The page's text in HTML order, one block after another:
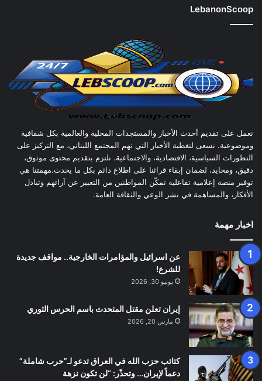
LebanonScoop
نعمل على تقديم أحدث الأخبار والمستجدات المحلية والعالمية بكل شفافية
وموضوعية. نسعى لتغطية الأخبار التي تهم المجتمع اللبناني، مع التركيز على
التطورات السياسية، الاقتصادية، والاجتماعية. نلتزم بتقديم محتوى موثوق،
دقيق، ومحايد، لضمان إبقاء قرائنا على اطلاع دائم بكل ما يحدث.مهمتنا هي
توفير منصة إعلامية تفاعلية تمكّن المواطنين من التعبير عن آرائهم وتبادل
الأفكار، والمساهمة في نشر الوعي والثقافة العامة.
اخبار مهمة
عن اسرائيل والمؤامرات الخارجية.. مواقف جديدة
للشرع!
يونيو 30, 2026
إيران تعلن مقتل المتحدث باسم الحرس الثوري
مارس 20, 2026
كتائب حزب الله في العراق تدعو لـ”حرب شاملة”
دعماً لإيران… وتحذّر: “لن تكون نزهة